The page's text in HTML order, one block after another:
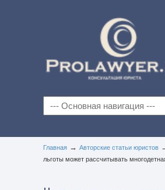
Главная → Авторские статьи юристов
льготы может рассчитывать